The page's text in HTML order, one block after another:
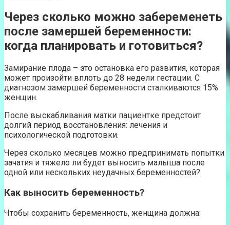
Через сколько можно забеременеть
после замершей беременности:
когда планировать и готовиться?
Замирание плода – это остановка его развития, которая
может произойти вплоть до 28 недели гестации. С
диагнозом замершей беременности сталкиваются 15%
женщин.
После выскабливания матки пациентке предстоит
долгий период восстановления: лечения и
психологической подготовки.
Через сколько месяцев можно предпринимать попытки
зачатия и тяжело ли будет выносить малыша после
одной или нескольких неудачных беременностей?
Как выносить беременность?
Чтобы сохранить беременность, женщина должна: